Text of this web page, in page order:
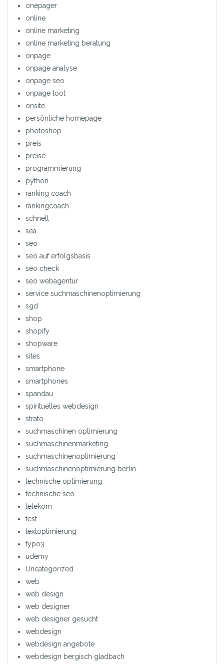
onepager
online
online marketing
online marketing beratung
onpage
onpage analyse
onpage seo
onpage tool
onsite
persönliche homepage
photoshop
preis
preise
programmierung
python
ranking coach
rankingcoach
schnell
sea
seo
seo auf erfolgsbasis
seo check
seo webagentur
service suchmaschinenoptimierung
sgd
shop
shopify
shopware
sites
smartphone
smartphones
spandau
spirituelles webdesign
strato
suchmaschinen optimierung
suchmaschinenmarketing
suchmaschinenoptimierung
suchmaschinenoptimierung berlin
technische optimierung
technische seo
telekom
test
textoptimierung
typo3
udemy
Uncategorized
web
web design
web designer
web designer gesucht
webdesign
webdesign angebote
webdesign bergisch gladbach